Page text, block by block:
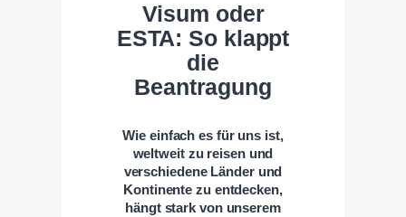
Visum oder
ESTA: So klappt
die
Beantragung
Wie einfach es für uns ist,
weltweit zu reisen und
verschiedene Länder und
Kontinente zu entdecken,
hängt stark von unserem